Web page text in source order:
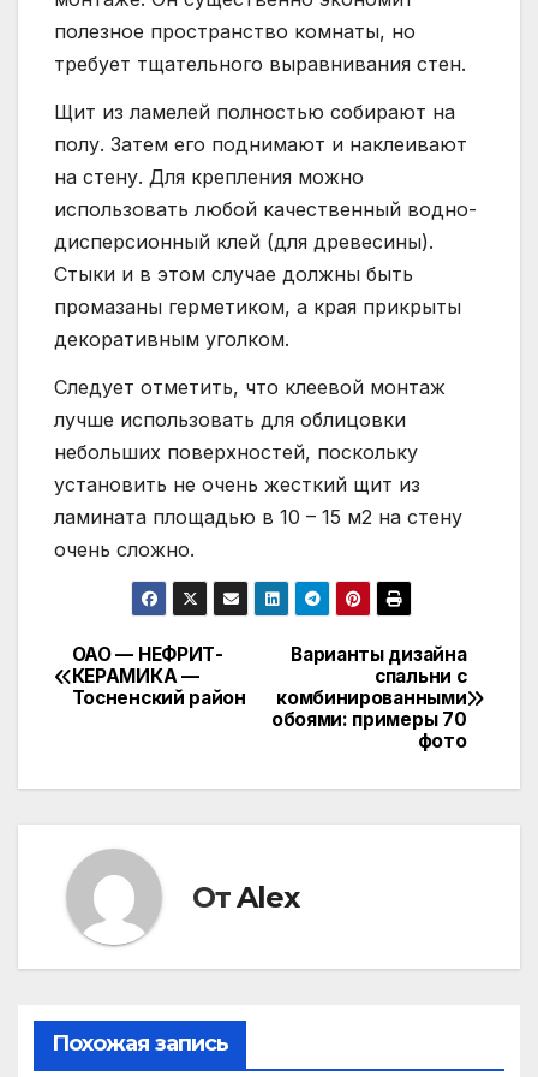
полезное пространство комнаты, но
требует тщательного выравнивания стен.
Щит из ламелей полностью собирают на
полу. Затем его поднимают и наклеивают
на стену. Для крепления можно
использовать любой качественный водно-
дисперсионный клей (для древесины).
Стыки и в этом случае должны быть
промазаны герметиком, а края прикрыты
декоративным уголком.
Следует отметить, что клеевой монтаж
лучше использовать для облицовки
небольших поверхностей, поскольку
установить не очень жесткий щит из
ламината площадью в 10 – 15 м2 на стену
очень сложно.
Навигация
по
Варианты дизайна
спальни с
комбинированными
обоями: примеры 70
фото
ОАО — НЕФРИТ-
КЕРАМИКА —
Тосненский район
ОтAlex
Похожая запись